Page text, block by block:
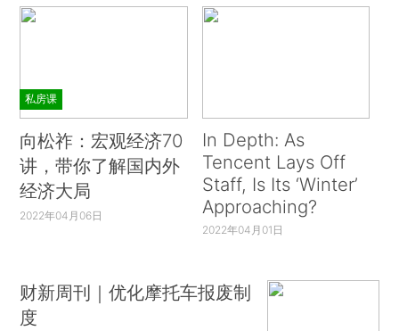
私房课
向松祚：宏观经济70
讲，带你了解国内外
经济大局
2022年04月06日
In Depth: As
Tencent Lays Off
Staff, Is Its ‘Winter’
Approaching?
2022年04月01日
财新周刊｜优化摩托车报废制
度